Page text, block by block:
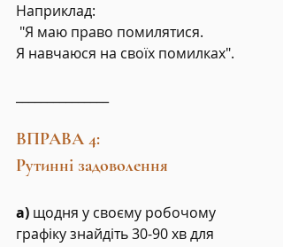
Наприклад:
"Я маю право помилятися.
Я навчаюся на своїх помилках".
ВПРАВА 4:
Рутинні задоволення
а) щодня у своєму робочому
графіку знайдіть 30-90 хв для